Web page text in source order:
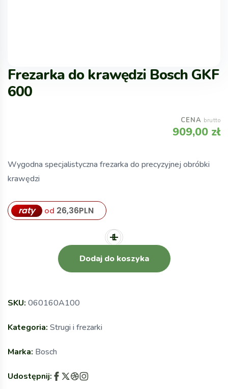
Frezarka do krawędzi Bosch GKF
600
CENA brutto
909,00 zł
Wygodna specjalistyczna frezarka do precyzyjnej obróbki
krawędzi
raty od 26,36PLN
Dodaj do koszyka
SKU: 060160A100
Kategoria: Strugi i frezarki
Marka: Bosch
Udostępnij: